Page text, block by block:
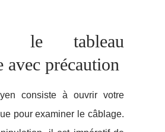
le tableau
avec précaution
consiste à ouvrir votre
pour examiner le câblage.